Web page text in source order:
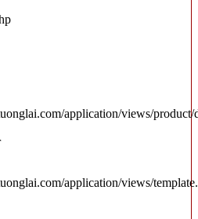
application/views/product/
application/views/